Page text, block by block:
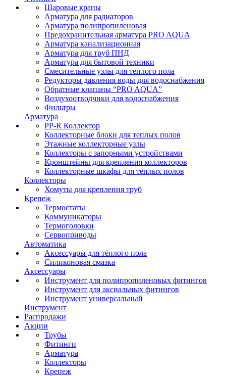
Шаровые краны
Арматура для радиаторов
Арматура полипропиленовая
Предохранительная арматура PRO AQUA
Арматура канализационная
Арматура для труб ПНД
Арматура для бытовой техники
Смесительные узлы для теплого пола
Редукторы давления воды для водоснабжения
Обратные клапаны “PRO AQUA”
Воздухоотводчики для водоснабжения
Фильтры
Арматура
PP-R Коллектор
Коллекторные блоки для теплых полов
Этажные коллекторные узлы
Коллекторы с запорными устройствами
Кронштейны для крепления коллекторов
Коллекторные шкафы для теплых полов
Коллекторы
Хомуты для крепления труб
Крепеж
Термостаты
Коммуникаторы
Термоголовки
Сервоприводы
Автоматика
Аксессуары для тёплого пола
Силиконовая смазка
Аксессуары
Инструмент для полипропиленовых фитингов
Инструмент для аксиальных фитингов
Инструмент универсальный
Инструмент
Распродажи
Акции
Трубы
Фитинги
Арматура
Коллекторы
Крепеж